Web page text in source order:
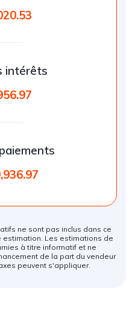
intérêts
ne sont pas inclus dans ce
estimation. Les estimations de
à titre informatif et ne
de la part du vendeur
peuvent s'appliquer.